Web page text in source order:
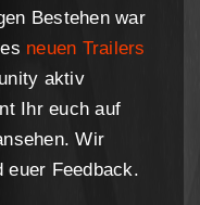
Bestehen war
neuen Trailers
aktiv
Ihr euch auf
Wir
euer Feedback.